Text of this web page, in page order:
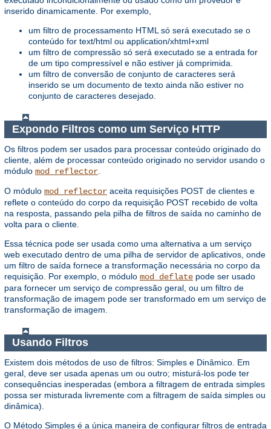
inserido dinamicamente. Por exemplo,
um filtro de processamento HTML só será executado se o
conteúdo for text/html ou application/xhtml+xml
um filtro de compressão só será executado se a entrada for
de um tipo compressível e não estiver já comprimida.
um filtro de conversão de conjunto de caracteres será
inserido se um documento de texto ainda não estiver no
conjunto de caracteres desejado.
Expondo Filtros como um Serviço HTTP
Os filtros podem ser usados ​​para processar conteúdo originado do
cliente, além de processar conteúdo originado no servidor usando o
módulo mod_reflector
O módulo mod_reflector aceita requisições POST de clientes e
reflete o conteúdo do corpo da requisição POST recebido de volta
na resposta, passando pela pilha de filtros de saída no caminho de
volta para o cliente.
Essa técnica pode ser usada como uma alternativa a um serviço
web executado dentro de uma pilha de servidor de aplicativos, onde
um filtro de saída fornece a transformação necessária no corpo da
requisição. Por exemplo, o módulo mod_deflate pode ser usado
para fornecer um serviço de compressão geral, ou um filtro de
transformação de imagem pode ser transformado em um serviço de
transformação de imagem.
Usando Filtros
Existem dois métodos de uso de filtros: Simples e Dinâmico. Em
geral, deve ser usada apenas um ou outro; misturá-los pode ter
consequências inesperadas (embora a filtragem de entrada simples
possa ser misturada livremente com a filtragem de saída simples ou
dinâmica).
O Método Simples é a única maneira de configurar filtros de entrada